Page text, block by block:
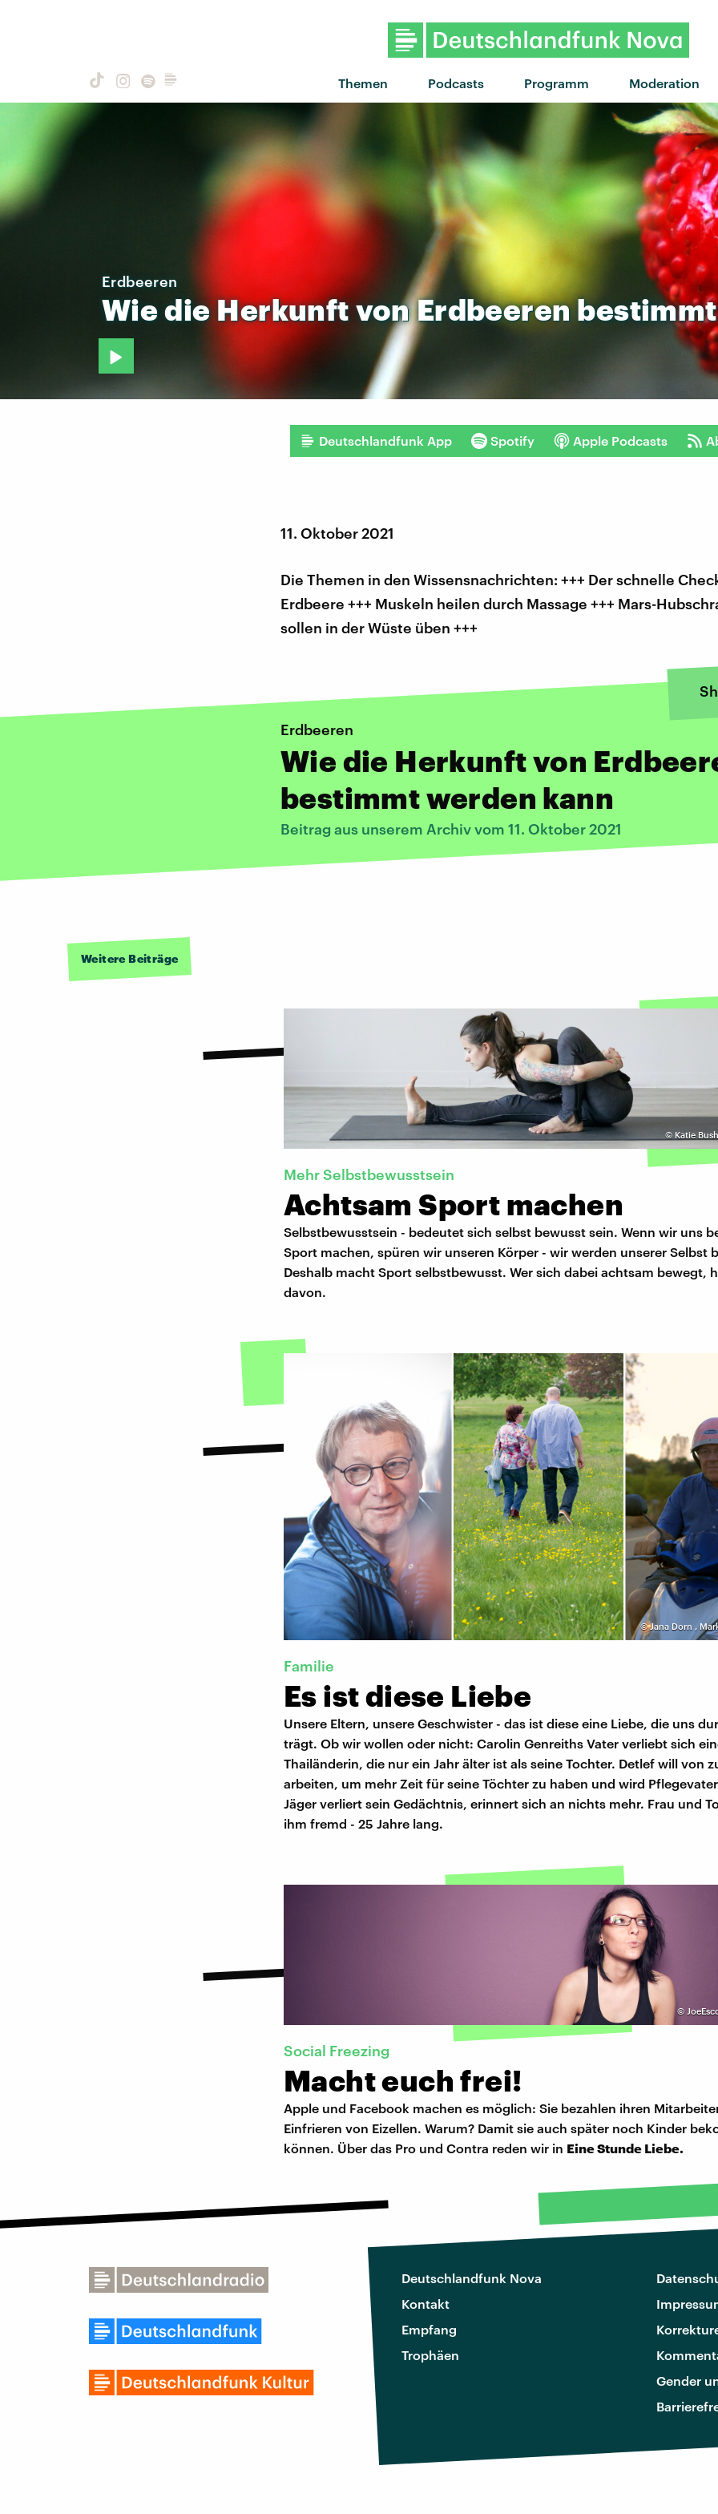
Themen Podcasts Programm Moderation
"Slugs Of Love" von Little
Erdbeeren
WiedieHerkunftvonErdbeerenbestimmt
Deutschlandfunk App Spotify Apple Podcasts
11. Oktober 2021
Die Themen in den Wissensnachrichten: +++ Der schnelle
Erdbeere +++ Muskeln heilen durch Massage +++ Mars-
sollen in der Wüste üben +++
Erdbeeren
Wie die Herkunft von
bestimmt werden kann
Beitrag aus unserem Archiv vom 11. Oktober 2021
Weitere Beiträge
© Katie
Mehr Selbstbewusstsein
Achtsam Sport machen
Selbstbewusstsein - bedeutet sich selbst bewusst sein. Wenn wir uns
Sport machen, spüren wir unseren Körper - wir werden unserer Selbst
Deshalb macht Sport selbstbewusst. Wer sich dabei achtsam bewegt,
davon.
©Jana Dorn ,
Familie
Es ist diese Liebe
Unsere Eltern, unsere Geschwister - das ist diese eine Liebe, die uns
trägt. Ob wir wollen oder nicht: Carolin Genreiths Vater verliebt sich
Thailänderin, die nur ein Jahr älter ist als seine Tochter. Detlef will von
arbeiten, um mehr Zeit für seine Töchter zu haben und wird
Jäger verliert sein Gedächtnis, erinnert sich an nichts mehr. Frau und
ihm fremd - 25 Jahre lang.
©
Social Freezing
Macht euch frei!
Apple und Facebook machen es möglich: Sie bezahlen ihren
Einfrieren von Eizellen. Warum? Damit sie auch später noch Kinder
können. Über das Pro und Contra reden wir in Eine Stunde Liebe.
Deutschlandfunk Nova
Kontakt
Empfang
Trophäen
Gender